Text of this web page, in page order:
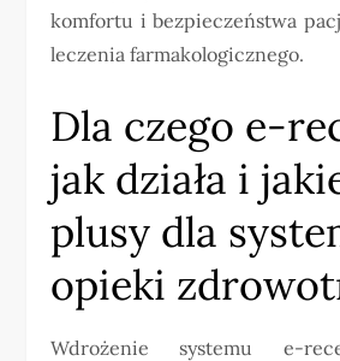
komfortu i bezpieczeństwa
leczenia farmakologicznego.
Dla czego e-
jak działa i
plusy dla
opieki
Wdrożenie systemu e-